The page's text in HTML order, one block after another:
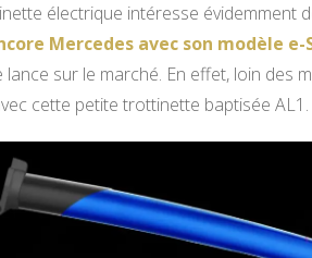
électrique intéresse évidemment
Mercedes avec son modèle
lance sur le marché. En effet, loin des
cette petite trottinette baptisée AL1.